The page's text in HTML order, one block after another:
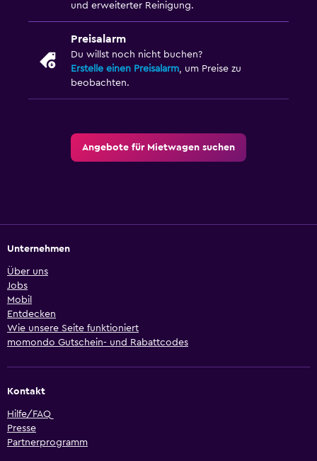
und erweiterter Reinigung.
Preisalarm
Du willst noch nicht buchen?
Erstelle einen Preisalarm, um Preise zu
beobachten.
Angebote für Mietwagen suchen
Unternehmen
Über uns
Jobs
Mobil
Entdecken
Wie unsere Seite funktioniert
momondo Gutschein- und Rabattcodes
Kontakt
Hilfe/FAQ
Presse
Partnerprogramm